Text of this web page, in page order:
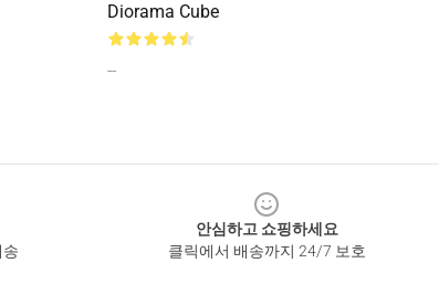
Diorama Cube
--
안심하고 쇼핑하세요
클릭에서 배송까지 24/7 보호